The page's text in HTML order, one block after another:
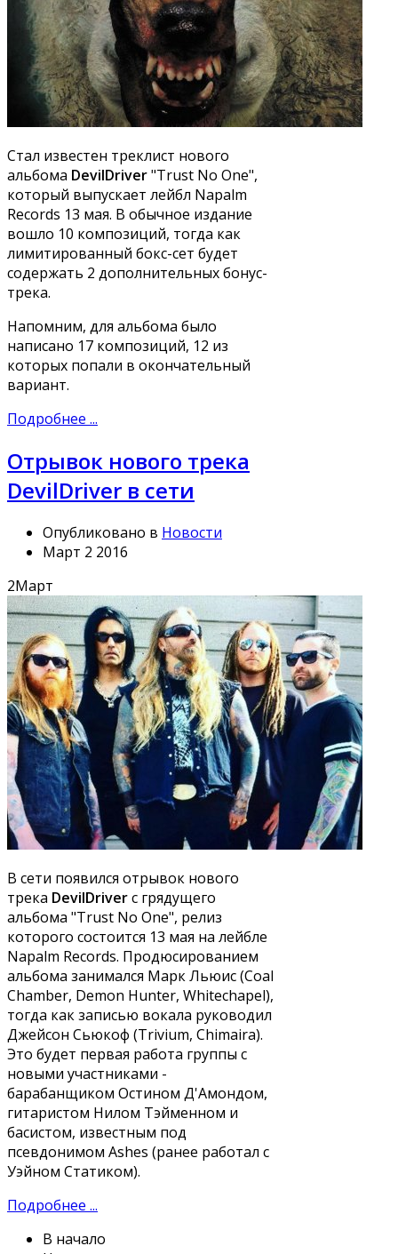
Стал известен треклист нового
альбома DevilDriver"Trust No One",
который выпускает лейбл Napalm
Records 13 мая. В обычное издание
вошло 10 композиций, тогда как
лимитированный бокс-сет будет
содержать 2 дополнительных бонус-
трека.
Напомним, для альбома было
написано 17 композиций, 12 из
которых попали в окончательный
вариант.
Подробнее ...
Отрывок нового трека
DevilDriver в сети
Опубликовано в Новости
Март 2 2016
2Март
В сети появился отрывок нового
трека DevilDriverс грядущего
альбома "Trust No One", релиз
которого состоится 13 мая на лейбле
Napalm Records. Продюсированием
альбома занимался Марк Льюис (Coal
Chamber, Demon Hunter, Whitechapel),
тогда как записью вокала руководил
Джейсон Сьюкоф (Trivium, Chimaira).
Это будет первая работа группы с
новыми участниками -
барабанщиком Остином Д'Амондом,
гитаристом Нилом Тэйменном и
басистом, известным под
псевдонимом Ashes (ранее работал с
Уэйном Статиком).
Подробнее ...
В начало